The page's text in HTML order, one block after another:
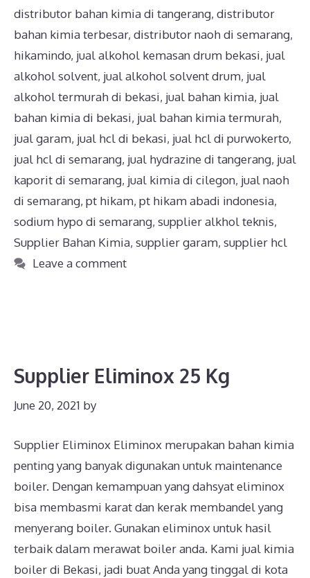
distributor bahan kimia di tangerang, distributor
bahan kimia terbesar, distributor naoh di semarang,
hikamindo, jual alkohol kemasan drum bekasi, jual
alkohol solvent, jual alkohol solvent drum, jual
alkohol termurah di bekasi, jual bahan kimia, jual
bahan kimia di bekasi, jual bahan kimia termurah,
jual garam, jual hcl di bekasi, jual hcl di purwokerto,
jual hcl di semarang, jual hydrazine di tangerang, jual
kaporit di semarang, jual kimia di cilegon, jual naoh
di semarang, pt hikam, pt hikam abadi indonesia,
sodium hypo di semarang, supplier alkhol teknis,
Supplier Bahan Kimia, supplier garam, supplier hcl
Leave a comment
Supplier Eliminox 25 Kg
June 20, 2021 by
Supplier Eliminox Eliminox merupakan bahan kimia
penting yang banyak digunakan untuk maintenance
boiler. Dengan kemampuan yang dahsyat eliminox
bisa membasmi karat dan kerak membandel yang
menyerang boiler. Gunakan eliminox untuk hasil
terbaik dalam merawat boiler anda. Kami jual kimia
boiler di Bekasi, jadi buat Anda yang tinggal di kota